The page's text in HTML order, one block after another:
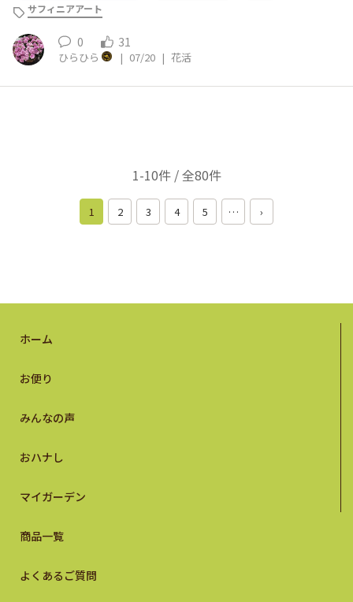
サフィニアアート
0 31
ひらひら | 07/20 | 花活
1-10件 / 全80件
1 2 3 4 5 … ›
ホーム
お便り
みんなの声
おハナし
マイガーデン
商品一覧
よくあるご質問